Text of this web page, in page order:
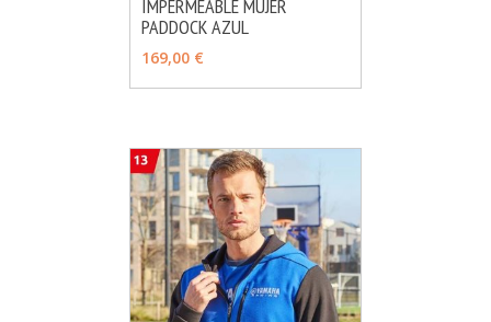
AÑADIR
IMPERMEABLE MUJER
PADDOCK AZUL
169,00 €